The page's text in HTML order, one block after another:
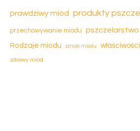
prawdziwy miód produkty
przechowywanie miodu pszczelarstwo
Rodzaje miodu smak miodu
zdrowy miód